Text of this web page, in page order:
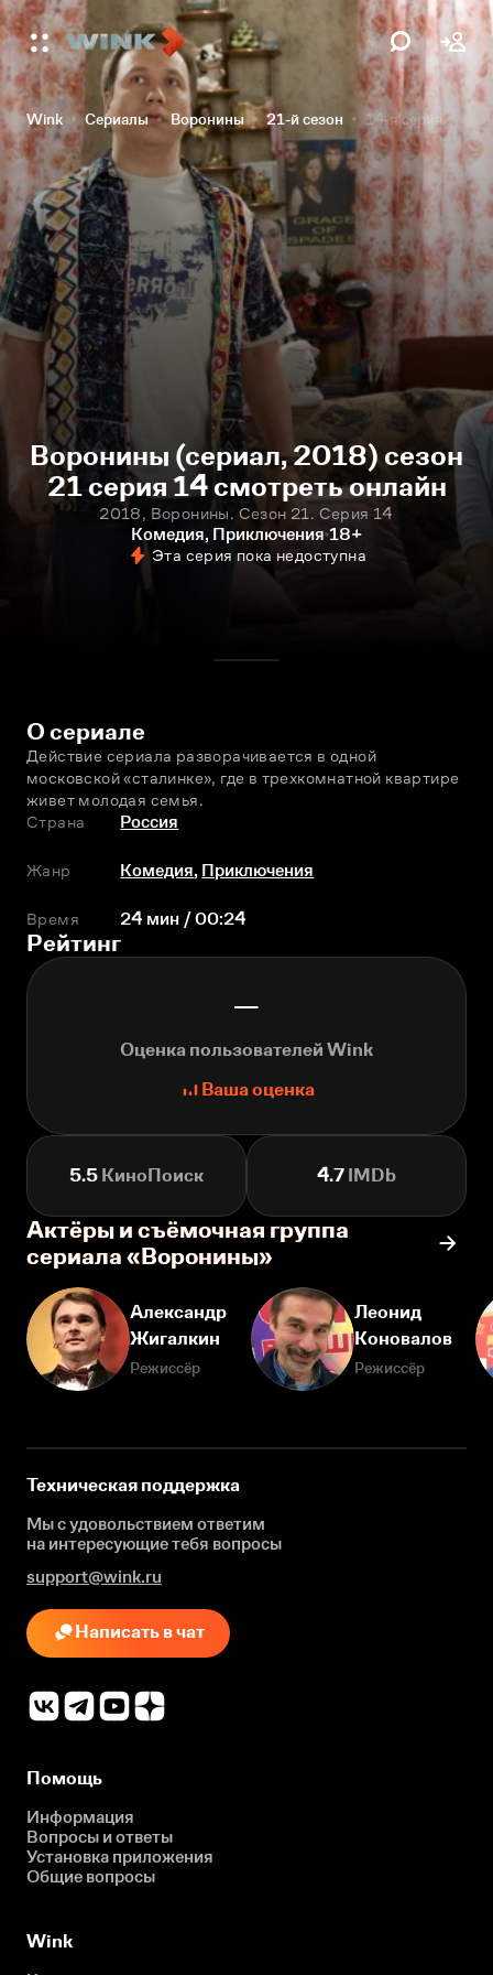
Wink Сериалы Воронины 21-й сезон 14-я серия
Воронины (сериал, 2018) сезон
21 серия 14 смотреть онлайн
2018, Воронины. Сезон 21. Серия 14
Комедия, Приключения 18+
Эта серия пока недоступна
О сериале
Действие сериала разворачивается в одной
московской «сталинке», где в трехкомнатной квартире
живет молодая семья.
Страна
Россия
Жанр Комедия, Приключения
Время 24 мин / 00:24
Рейтинг
—
Оценка пользователей Wink
Ваша оценка
5.5 КиноПоиск 4.7 IMDb
Актёры и съёмочная группа
сериала «Воронины»
Александр
Жигалкин
Режиссёр
Леонид
Коновалов
Режиссёр
Техническая поддержка
Мы с удовольствием ответим
на интересующиетебя вопросы
support@wink.ru
Написать в чат
Помощь
Информация
Вопросы и ответы
Установка приложения
Общие вопросы
Wink